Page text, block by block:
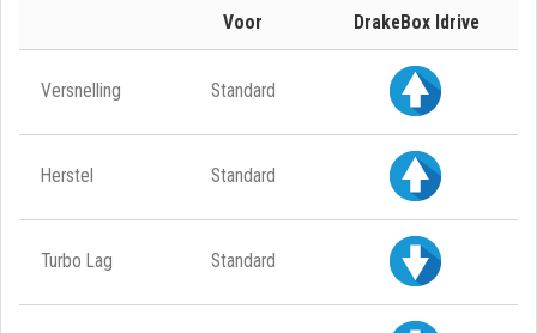
Voor DrakeBox Idrive
Versnelling Standard
Herstel Standard
Turbo Lag Standard